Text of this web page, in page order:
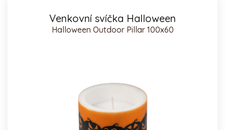
Venkovní svíčka Halloween
Halloween Outdoor Pillar 100x60